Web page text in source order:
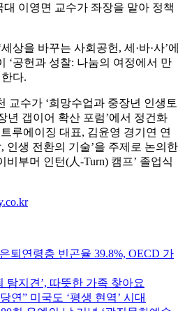
대 이영면 교수가 좌장을 맡아 정책
상을 바꾸는 사회공헌, 세·바·사’에
‘공헌과 성찰: 나눔의 여정에서 만
다.
교수가 ‘희망수업과 중장년 인생토
년 갭이어 확산 포럼’에서 정건화
루에이징 대표, 김윤영 경기연 연
인생 전환의 기술’을 주제로 논의한
비부머 인턴(人-Turn) 캠프’ 졸업식
퇴연령층 빈곤율 39.8%, OECD 가
탐지견’, 따뜻한 가족 찾아요
연” 미국도 ‘평생 현역’ 시대